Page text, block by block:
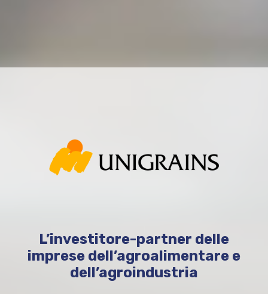
L’investitore-partner delle
imprese dell’agroalimentare e
dell’agroindustria